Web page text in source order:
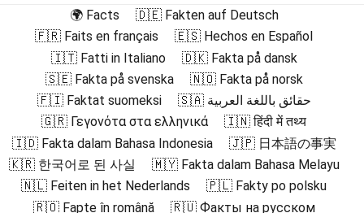
🌍 Facts
🇩🇪 Fakten auf Deutsch
🇫🇷 Faits en français
🇪🇸 Hechos en Español
🇮🇹 Fatti in Italiano
🇩🇰 Fakta på dansk
🇸🇪 Fakta på svenska
🇳🇴 Fakta på norsk
🇫🇮 Faktat suomeksi
🇸🇦 حقائق باللغة العربية
🇬🇷 Γεγονότα στα ελληνικά
🇮🇳 हिंदी में तथ्य
🇮🇩 Fakta dalam Bahasa Indonesia
🇯🇵 日本語の事実
🇰🇷 한국어로 된 사실
🇲🇾 Fakta dalam Bahasa Melayu
🇳🇱 Feiten in het Nederlands
🇵🇱 Fakty po polsku
🇷🇴 Fapte în română
🇷🇺 Факты на русском